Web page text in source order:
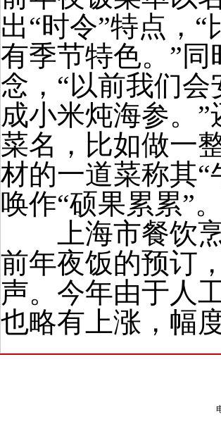
出“时令”特点，
有季节特色。”
念，“以前我们
成小米炖海参。
菜名，比如做一
材的一道菜称其
唤作“硕果累累”。
上海市餐饮烹
前年夜饭的预订
声。今年由于人
也略有上涨，幅